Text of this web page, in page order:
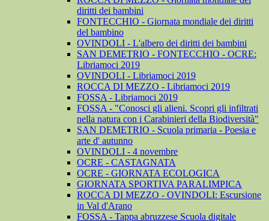
diritti dei bambini
FONTECCHIO - Giornata mondiale dei diritti
del bambino
OVINDOLI - L'albero dei diritti dei bambini
SAN DEMETRIO - FONTECCHIO - OCRE:
Libriamoci 2019
OVINDOLI - Libriamoci 2019
ROCCA DI MEZZO - Libriamoci 2019
FOSSA - Libriamoci 2019
FOSSA - "Conosci gli alieni. Scopri gli infiltrati
nella natura con i Carabinieri della Biodiversità"
SAN DEMETRIO - Scuola primaria - Poesia e
arte d' autunno
OVINDOLI - 4 novembre
OCRE - CASTAGNATA
OCRE - GIORNATA ECOLOGICA
GIORNATA SPORTIVA PARALIMPICA
ROCCA DI MEZZO - OVINDOLI: Escursione
in Val d'Arano
FOSSA - Tappa abruzzese Scuola digitale